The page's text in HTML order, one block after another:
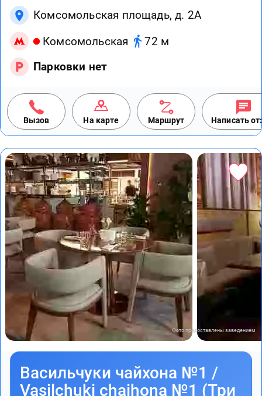
Комсомольская площадь, д. 2А
Комсомольская
72 м
Парковки нет
Вызов На карте Маршрут Написать
Фото предоставлены заведением
Васильчуки чайхона №1 /
Vasilchuki chaihona №1 (Три